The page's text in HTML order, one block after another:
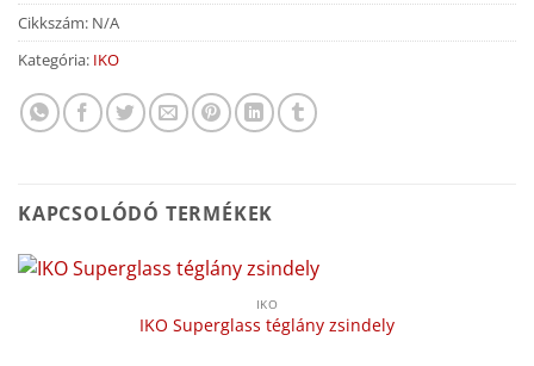
Cikkszám: N/A
Kategória: IKO
KAPCSOLÓDÓ TERMÉKEK
IKO
IKO Superglass téglány zsindely